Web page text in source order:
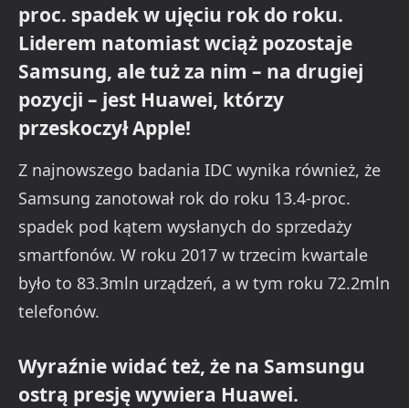
proc. spadek w ujęciu rok do roku.
Liderem natomiast wciąż pozostaje
Samsung, ale tuż za nim – na drugiej
pozycji – jest Huawei, którzy
przeskoczył Apple!
Z najnowszego badania IDC wynika również, że
Samsung zanotował rok do roku 13.4-proc.
spadek pod kątem wysłanych do sprzedaży
smartfonów. W roku 2017 w trzecim kwartale
było to 83.3mln urządzeń, a w tym roku 72.2mln
telefonów.
Wyraźnie widać też, że na Samsungu
ostrą presję wywiera Huawei.